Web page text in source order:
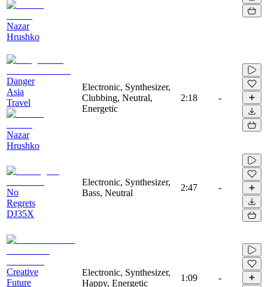
Nazar
Hrushko
Danger
Asia
Travel
Nazar
Hrushko
Electronic, Synthesizer,
Clubbing, Neutral,
Energetic
2:18 -
No
Regrets
DJ35X
Electronic, Synthesizer,
Bass, Neutral
2:47 -
Creative
Future
Electronic, Synthesizer,
Happy, Energetic
1:09 -